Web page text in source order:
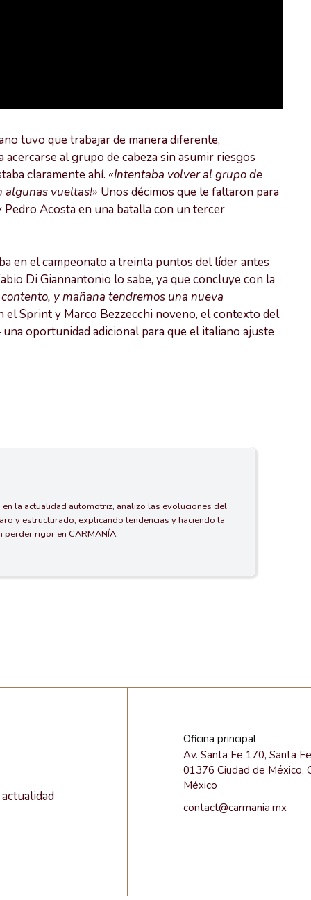
tuvo que trabajar de manera diferente,
al grupo de cabeza sin asumir riesgos
claramente ahí. «Intentaba volver al grupo de
algunas vueltas!» Unos décimos que le faltaron para
Acosta en una batalla con un tercer
en el campeonato a treinta puntos del líder antes
Di Giannantonio lo sabe, ya que concluye con la
y mañana tendremos una nueva
el Sprint y Marco Bezzecchi noveno, el contexto del
oportunidad adicional para que el italiano ajuste
la actualidad automotriz, analizo las evoluciones del
y estructurado, explicando tendencias y haciendo la
perder rigor en CARMANÍA.
Oficina principal
Av. Santa Fe 170, Santa
01376 Ciudad de México,
México
contact@carmania.mx